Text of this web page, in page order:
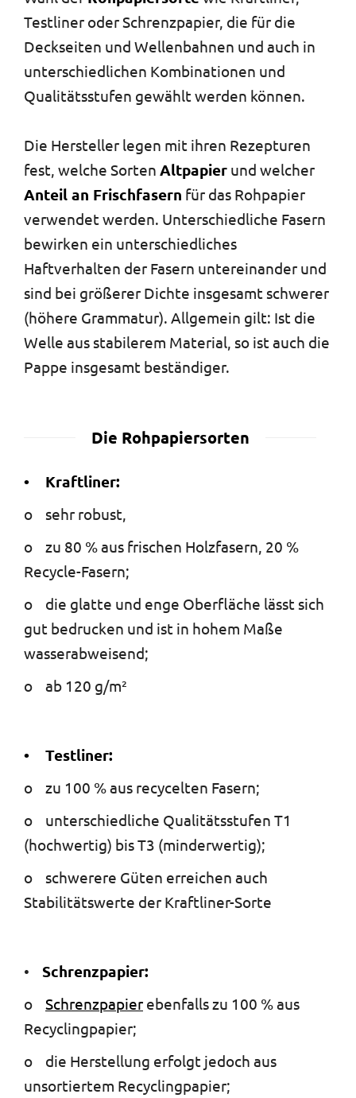
Testliner oder Schrenzpapier, die für die
Deckseiten und Wellenbahnen und auch in
unterschiedlichen Kombinationen und
Qualitätsstufen gewählt werden können.
Die Hersteller legen mit ihren Rezepturen
fest, welche Sorten Altpapier und welcher
Anteil an Frischfasern für das Rohpapier
verwendet werden. Unterschiedliche Fasern
bewirken ein unterschiedliches
Haftverhalten der Fasern untereinander und
sind bei größerer Dichte insgesamt schwerer
(höhere Grammatur). Allgemein gilt: Ist die
Welle aus stabilerem Material, so ist auch die
Pappe insgesamt beständiger.
Die Rohpapiersorten
• Kraftliner:
o sehr robust,
o zu 80 % aus frischen Holzfasern, 20 %
Recycle-Fasern;
o die glatte und enge Oberfläche lässt sich
gut bedrucken und ist in hohem Maße
wasserabweisend;
o ab 120 g/m²
• Testliner:
o zu 100 % aus recycelten Fasern;
o unterschiedliche Qualitätsstufen T1
(hochwertig) bis T3 (minderwertig);
o schwerere Güten erreichen auch
Stabilitätswerte der Kraftliner-Sorte
• Schrenzpapier:
o Schrenzpapier ebenfalls zu 100 % aus
Recyclingpapier;
o die Herstellung erfolgt jedoch aus
unsortiertem Recyclingpapier;